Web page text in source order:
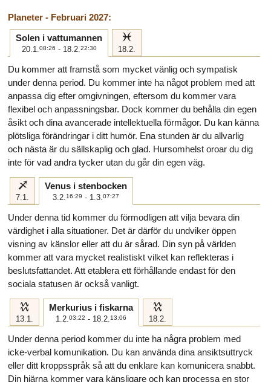
Planeter - Februari 2027:
Solen i vattumannen
20.1.08:26 - 18.2.22:30
l
18.2.
Du kommer att framstå som mycket vänlig och sympatisk
under denna period. Du kommer inte ha något problem med att
anpassa dig efter omgivningen, eftersom du kommer vara
flexibel och anpassningsbar. Dock kommer du behålla din egen
åsikt och dina avancerade intellektuella förmågor. Du kan känna
plötsliga förändringar i ditt humör. Ena stunden är du allvarlig
och nästa är du sällskaplig och glad. Hursomhelst oroar du dig
inte för vad andra tycker utan du går din egen väg.
i
7.1.
Venus i stenbocken
3.2.16:29 - 1.3.07:27
Under denna tid kommer du förmodligen att vilja bevara din
värdighet i alla situationer. Det är därför du undviker öppen
visning av känslor eller att du är sårad. Din syn på världen
kommer att vara mycket realistiskt vilket kan reflekteras i
beslutsfattandet. Att etablera ett förhållande endast för den
sociala statusen är också vanligt.
k
13.1.
Merkurius i fiskarna
1.2.03:22 - 18.2.13:06
k
18.2.
Under denna period kommer du inte ha några problem med
icke-verbal komunikation. Du kan använda dina ansiktsuttryck
eller ditt kroppsspråk så att du enklare kan komunicera snabbt.
Din hjärna kommer vara känsligare och kan processa en stor